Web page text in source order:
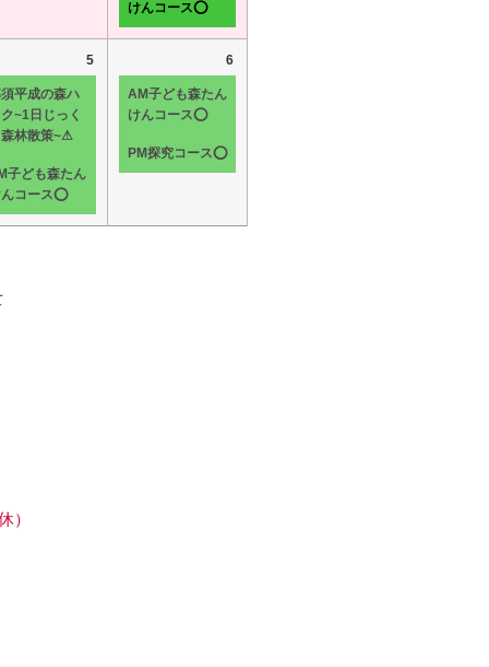
けんコース⭕
5
平成の森ハ
~1日じっく
林散策~⚠
子ども森たん
コース⭕
6
AM子ども森たん
けんコース⭕
PM探究コース⭕
）